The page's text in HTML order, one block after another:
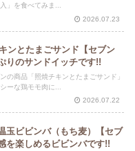
」を食べてみま...
2026.07.23
ンとたまごサンド【セブン
りのサンドイッチです!!
の商品「照焼チキンとたまごサンド」
ーな鶏モモ肉に...
2026.07.22
ビビンバ（もち麦）【セブ
を楽しめるビビンバです!!